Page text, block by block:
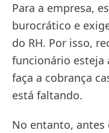
Para a empresa,
burocrático e
do RH. Por isso,
funcionário esteja
faça a cobrança
está faltando.
No entanto, antes